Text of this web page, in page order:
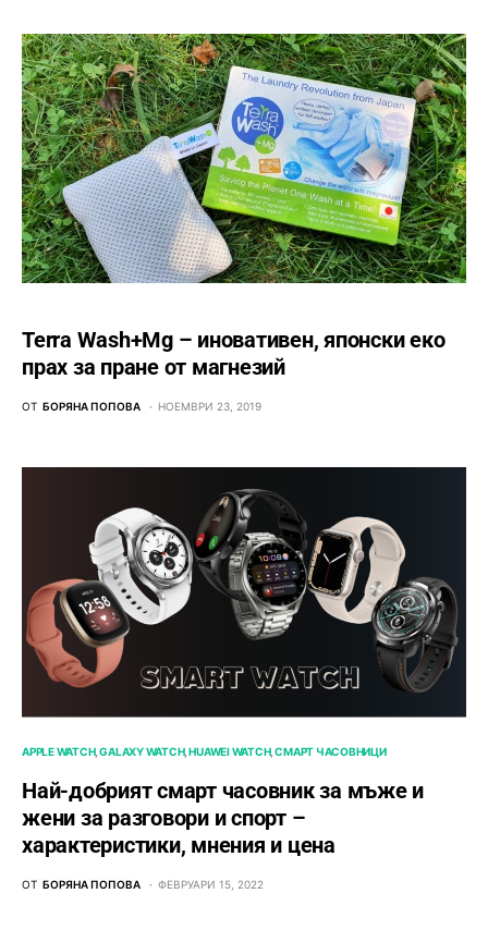
Terra Wash+Mg – иновативен, японски еко
прах за пране от магнезий
ОТ БОРЯНА ПОПОВА НОЕМВРИ 23, 2019
APPLE WATCH GALAXY WATCH HUAWEI WATCH СМАРТ ЧАСОВНИЦИ
Най-добрият смарт часовник за мъже и
жени за разговори и спорт –
характеристики, мнения и цена
ОТ БОРЯНА ПОПОВА ФЕВРУАРИ 15, 2022